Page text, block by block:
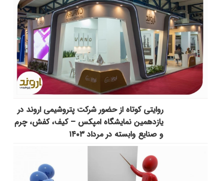
روایتی کوتاه از حضور شرکت پتروشیمی اروند در
یازدهمین نمایشگاه امپکس‌ – کیف، کفش، چرم
و صنایع وابسته در مرداد ۱۴۰۳